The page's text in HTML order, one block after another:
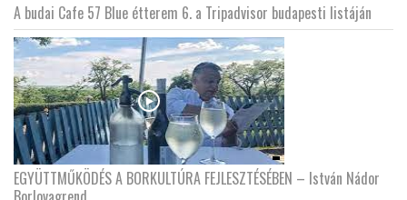
A budai Cafe 57 Blue étterem 6. a Tripadvisor budapesti listáján
EGYÜTTMŰKÖDÉS A BORKULTÚRA FEJLESZTÉSÉBEN – István Nádor